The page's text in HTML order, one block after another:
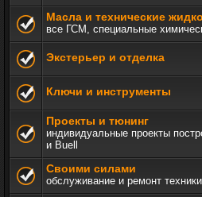
Масла и технические
все ГСМ, специальные
Экстерьер и отделка
Ключи и инструменты
Проекты и тюнинг
индивидуальные проекты
и Buell
Своими силами
обслуживание и ремонт